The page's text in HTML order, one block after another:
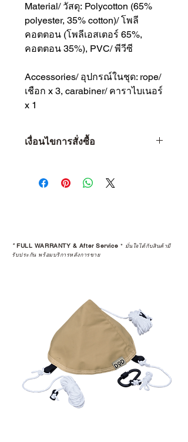
Material/ วัสดุ: Polycotton (65%
polyester, 35% cotton)/ โพลี
คอตตอน (โพลีเอสเตอร์ 65%,
คอตตอน 35%), PVC/ พีวีซี
Accessories/ อุปกรณ์ในชุด: rope/
เชือก x 3, carabiner/ คาราไบเนอร์
x 1
เงื่อนไขการสั่งซื้อ
1 • จำกัดจำนวน 1 ท่าน ต่อ 1 ชิ้น
เท่านั้น
ลง
3 • การ Resell (พ่อค้า-แม่ค้า) สินค้าที่
รายการ 15 วัน
4 • สินค้าใดๆ ก็ตามที่ซื้อจากการ
Resell หรือมีการเปลี่ยนมือผู้ซื้อ จะ
ถือว่าสิ้นสุดการรับประกันสินค้าทุก
5 • สงวนสิทธิ์ในการงดจำหน่ายสินค้า
ทุกรายการให้กับผู้ที่มีประวัติการนำ
สินค้าไปขายต่อ (Resell)
*FULL WARRANTY & After Service * มั่นใจได้กับสินค้ามี
รับประกัน พร้อมบริการหลังการขาย